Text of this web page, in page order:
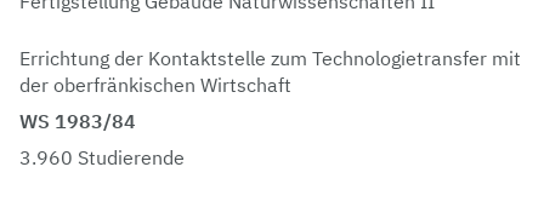
Errichtung der Kontaktstelle zum Technologietransfer mit
der oberfränkischen Wirtschaft
WS 1983/84
3.960 Studierende